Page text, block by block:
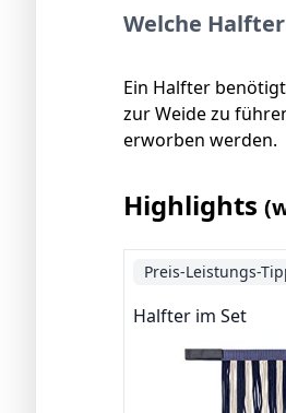
Welche
Ein Halfter
zur Weide zu
erworben werden.
Highlights
Preis-Leistungs-
Halfter im Set